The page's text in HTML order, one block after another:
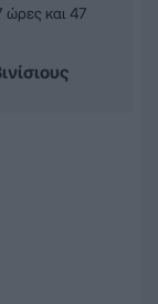
ώρες και 47